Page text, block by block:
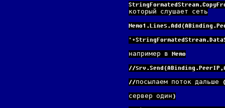
который слушает сеть
например в Memo
//
//посылаем поток дальше
сервер один)